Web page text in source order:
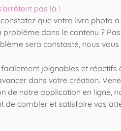
pas là !
constatez que votre livre photo
dans le contenu ?
sera constasté, nous
facilement joignables et
dans votre création.
de notre application en ligne,
de combler et satisfaire vos